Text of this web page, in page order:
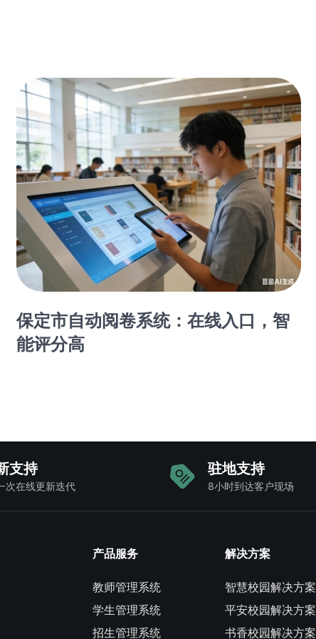
保定市自动阅卷系统：在线入口，智
能评分高
支持
次在线更新迭代
驻地支持
8小时到达客户现场
产品服务
教师管理系统
学生管理系统
招生管理系统
解决方案
智慧校园解决方案
平安校园解决方案
书香校园解决方案